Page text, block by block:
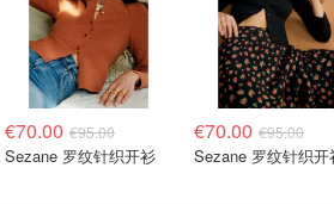
€70.00 €95.00
Sezane 罗纹针织开衫
€70.00 €95.00
Sezane 罗纹针织开